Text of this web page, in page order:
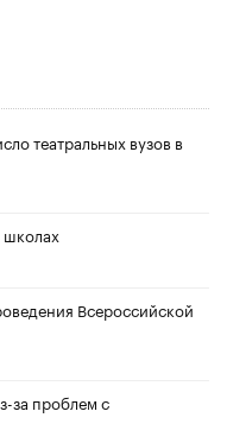
театральных вузов в
Всероссийской
за проблем с